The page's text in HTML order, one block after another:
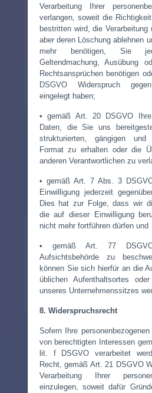
Verarbeitung Ihrer
verlangen, soweit die
bestritten wird, die
aber deren Löschung ablehnen
mehr benötigen, Sie
Geltendmachung, Ausübung
Rechtsansprüchen benötigen
DSGVO Widerspruch
eingelegt haben;
• gemäß Art. 20 DSGVO Ihre
Daten, die Sie uns
strukturierten, gängigen und
Format zu erhalten oder die
anderen Verantwortlichen zu
• gemäß Art. 7 Abs. 3
Einwilligung jederzeit
Dies hat zur Folge, dass wir
die auf dieser Einwilligung
nicht mehr fortführen dürfen und
• gemäß Art. 77
Aufsichtsbehörde zu
können Sie sich hierfür an die
üblichen Aufenthaltsortes
unseres Unternehmenssitzes
8. Widerspruchsrecht
Sofern Ihre
von berechtigten Interessen
lit. f DSGVO verarbeitet
Recht, gemäß Art. 21 DSGVO
Verarbeitung Ihrer
einzulegen, soweit dafür